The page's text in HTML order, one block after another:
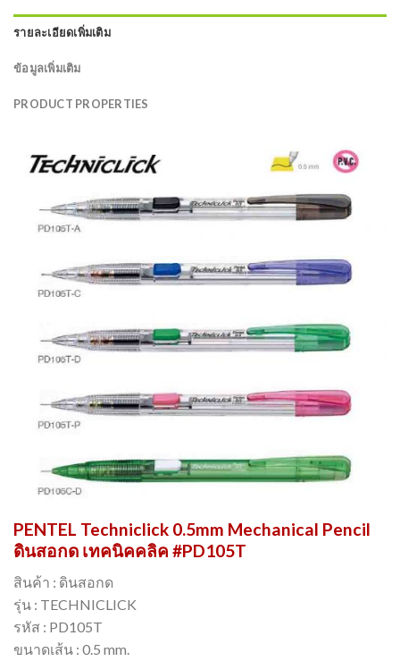
รายละเอียดเพิ่มเติม
ข้อมูลเพิ่มเติม
PRODUCT PROPERTIES
PENTEL Techniclick 0.5mm Mechanical Pencil
ดินสอกด เทคนิคคลิค #PD105T
สินค้า : ดินสอกด
รุ่น : TECHNICLICK
รหัส : PD105T
ขนาดเส้น : 0.5 mm.